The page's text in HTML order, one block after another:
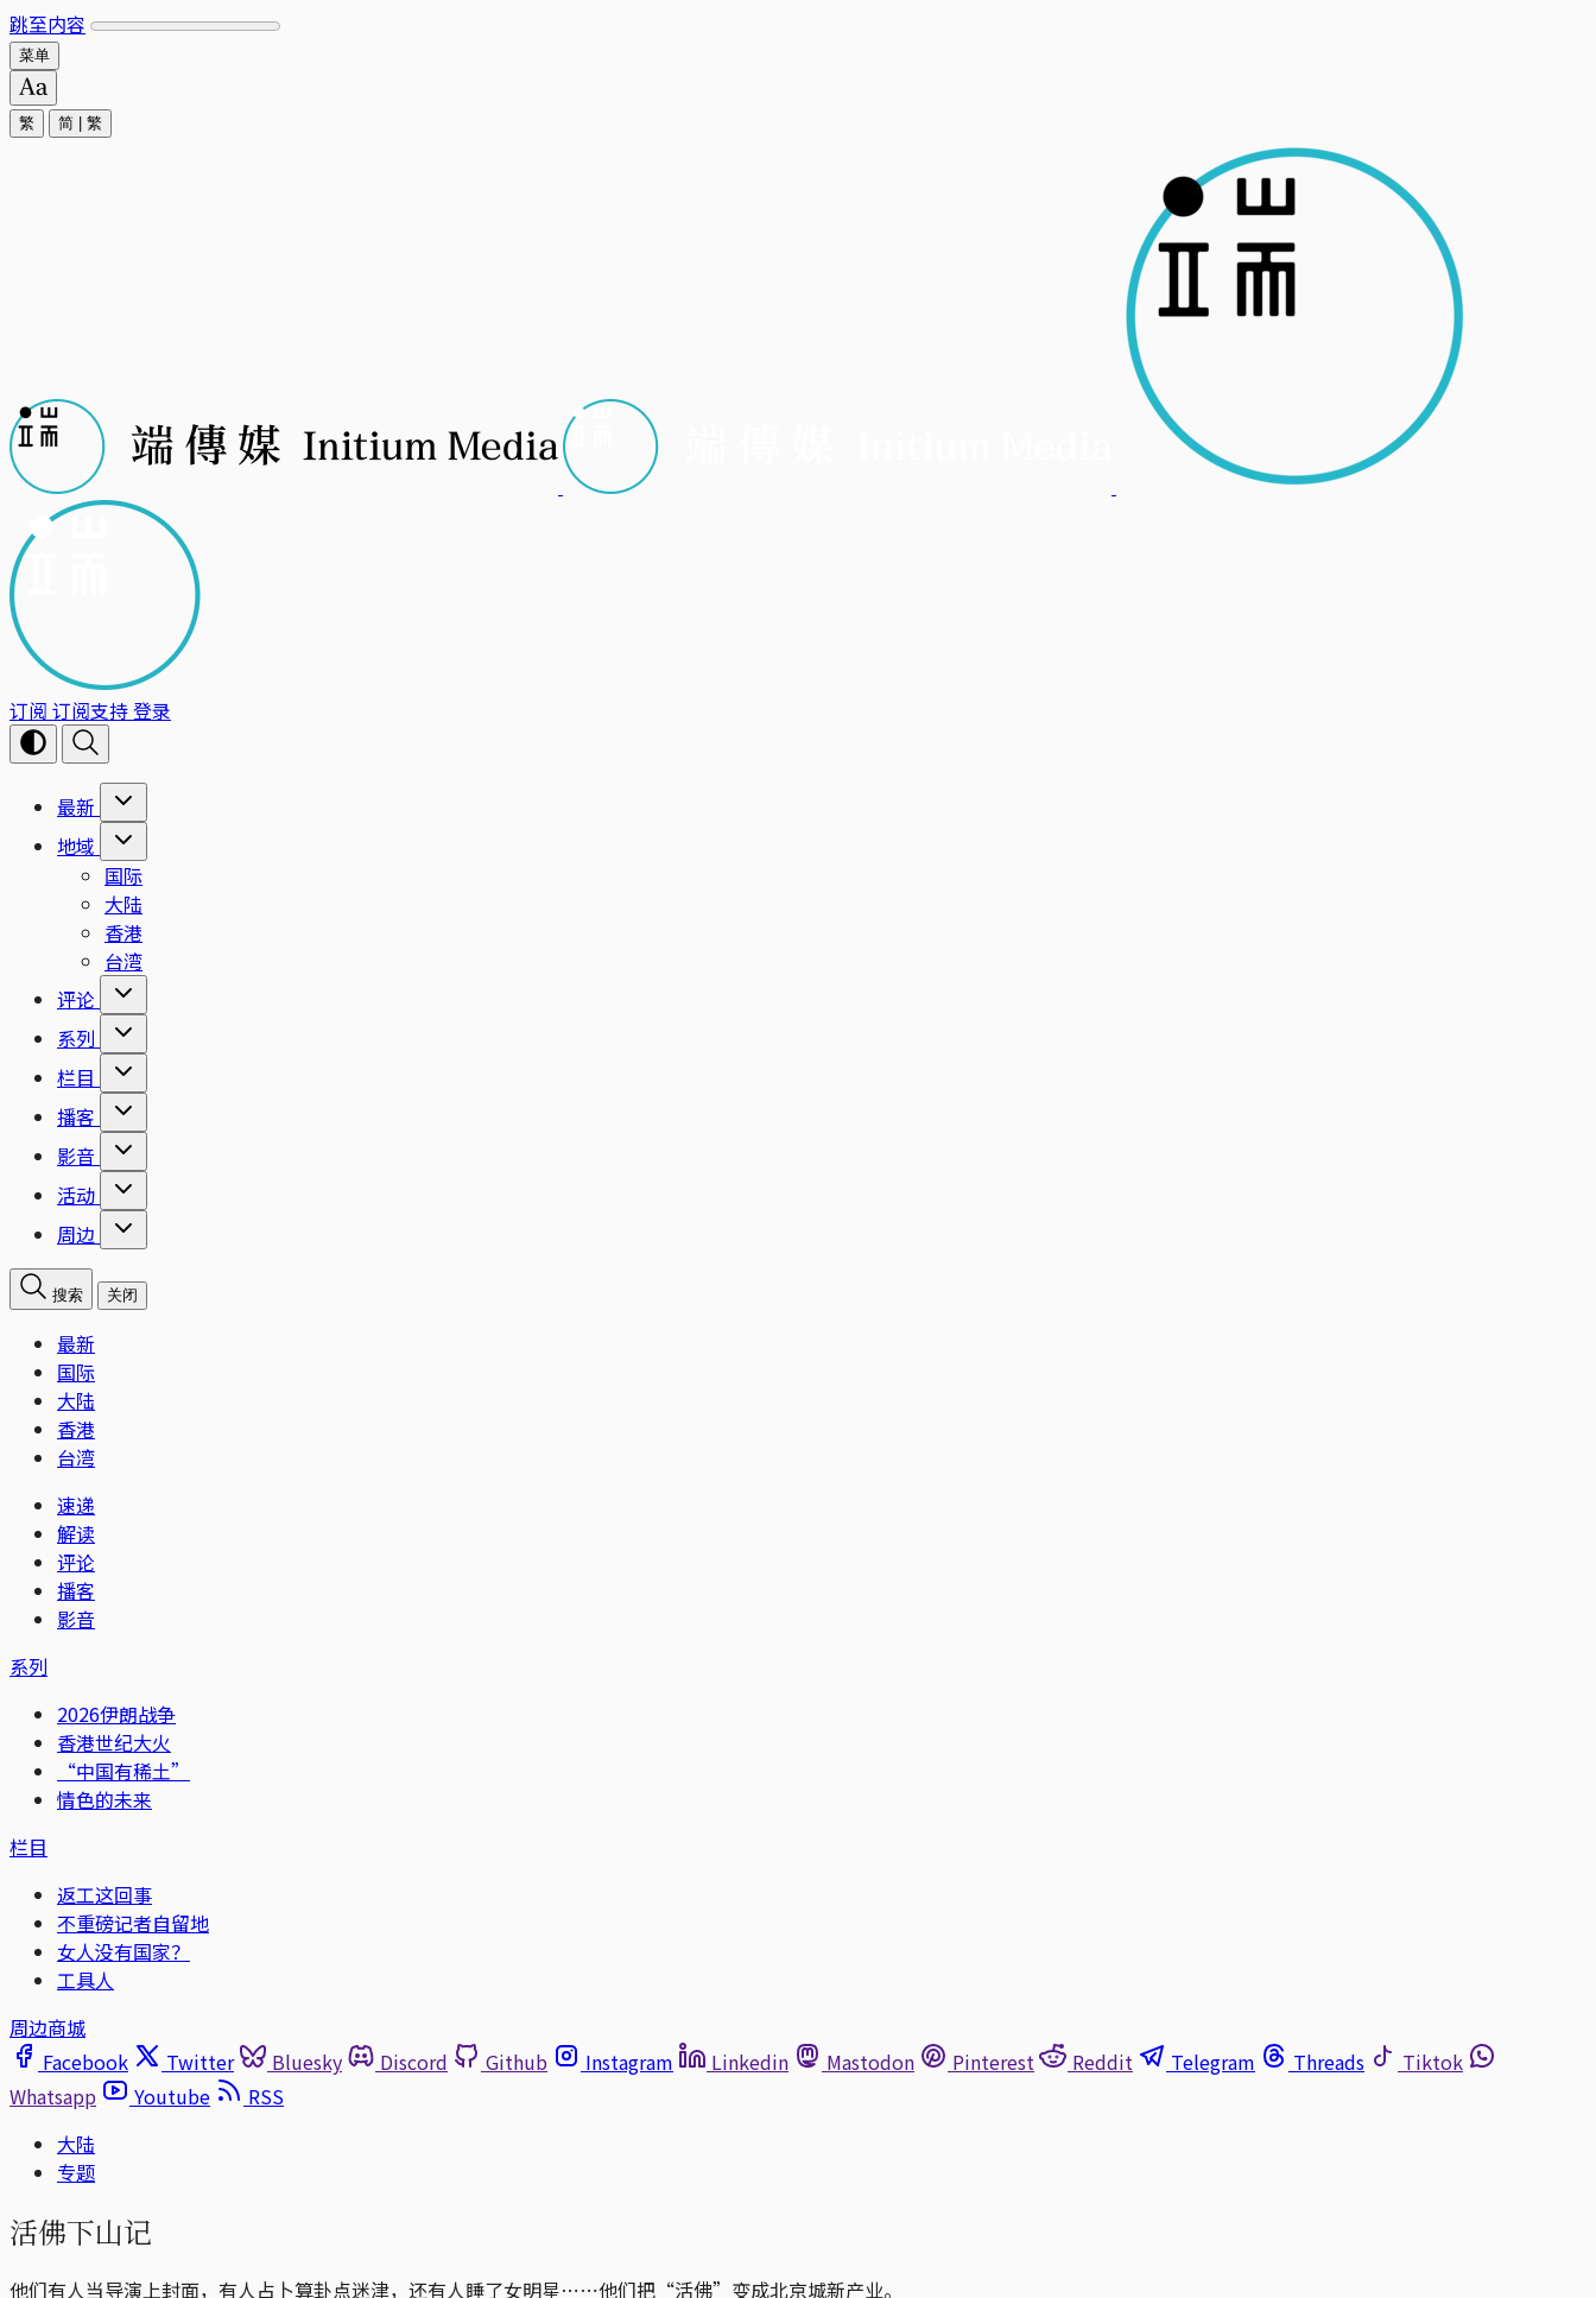
跳至内容
菜单
繁 简 繁
订阅 订阅支持登录
最新
地域
国际
大陆
香港
台湾
评论
系列
栏目
播客
影音
活动
周边
搜索 关闭
最新
国际
大陆
香港
台湾
速递
解读
评论
播客
影音
系列
2026伊朗战争
香港世纪大火
“中国有稀土”
情色的未来
栏目
返工这回事
不重磅记者自留地
女人没有国家？
工具人
周边商城
Facebook
Twitter Bluesky Discord Github Instagram Linkedin Mastodon Pinterest Reddit Telegram Threads
Tiktok
Whatsapp
Youtube
RSS
大陆
专题
活佛下山记
他们有人当导演上封面，有人占卜算卦点迷津，还有人睡了女明星⋯⋯他们把“活佛”变成北京城新产业。